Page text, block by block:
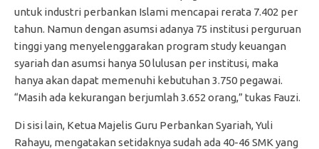
untuk industri perbankan Islami mencapai rerata 7.402 per
tahun. Namun dengan asumsi adanya 75 institusi perguruan
tinggi yang menyelenggarakan program study keuangan
syariah dan asumsi hanya 50 lulusan per institusi, maka
hanya akan dapat memenuhi kebutuhan 3.750 pegawai.
“Masih ada kekurangan berjumlah 3.652 orang,” tukas Fauzi.
Di sisi lain, Ketua Majelis Guru Perbankan Syariah, Yuli
Rahayu, mengatakan setidaknya sudah ada 40-46 SMK yang